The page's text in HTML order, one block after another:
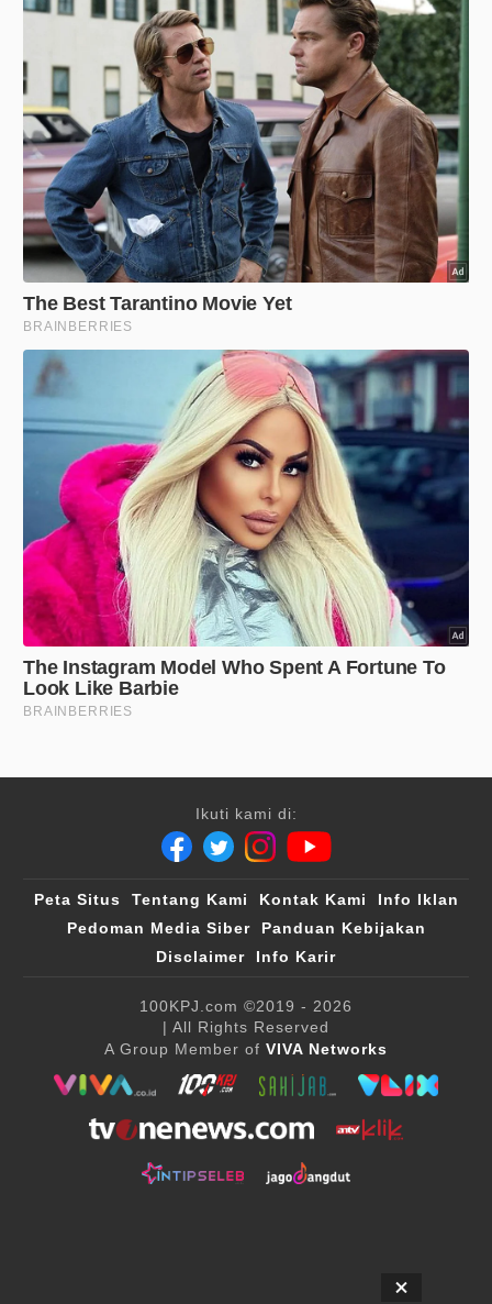
Ikuti kami di:
Peta Situs Tentang Kami Kontak Kami
Info Iklan
Pedoman Media Siber
Panduan Kebijakan
Disclaimer
Info Karir
100KPJ.com ©2019 - 2026
| All Rights Reserved
A Group Member of VIVA Networks